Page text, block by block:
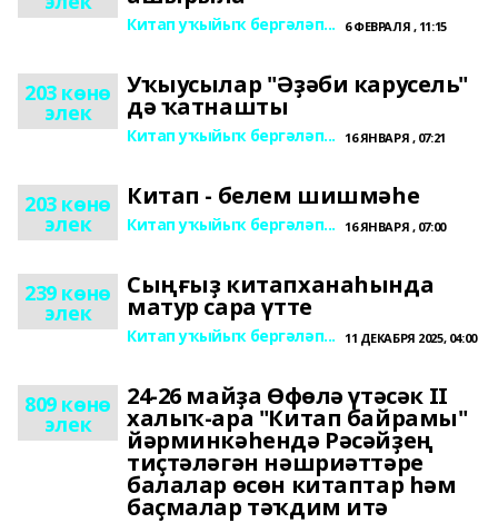
Китап уҡыйыҡ бергәләп... 6 ФЕВРАЛЯ , 11:15
203 көнө
элек
Уҡыусылар "Әҙәби карусель"
дә ҡатнашты
Китап уҡыйыҡ бергәләп... 16 ЯНВАРЯ , 07:21
203 көнө
элек
Китап - белем шишмәһе
Китап уҡыйыҡ бергәләп... 16 ЯНВАРЯ , 07:00
239 көнө
элек
Сыңғыҙ китапханаһында
матур сара үтте
Китап уҡыйыҡ бергәләп... 11 ДЕКАБРЯ 2025, 04:00
809 көнө
элек
24-26 майҙа Өфөлә үтәсәк II
халыҡ-ара "Китап байрамы"
йәрминкәһендә Рәсәйҙең
тиҫтәләгән нәшриәттәре
балалар өсөн китаптар һәм
баҫмалар тәҡдим итә